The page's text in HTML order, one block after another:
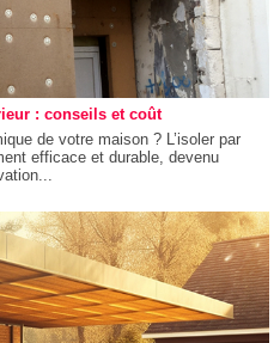
: conseils et coût
de votre maison ? L’isoler par
efficace et durable, devenu